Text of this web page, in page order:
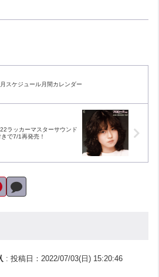
スケジュール月間カレンダー
ラッカーマスターサウンド
で7/1再発売！
: 投稿日：2022/07/03(日) 15:20:46